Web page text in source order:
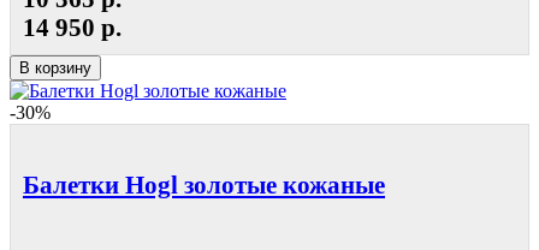
14 950 р.
В корзину
-30%
Балетки Hogl золотые кожаные